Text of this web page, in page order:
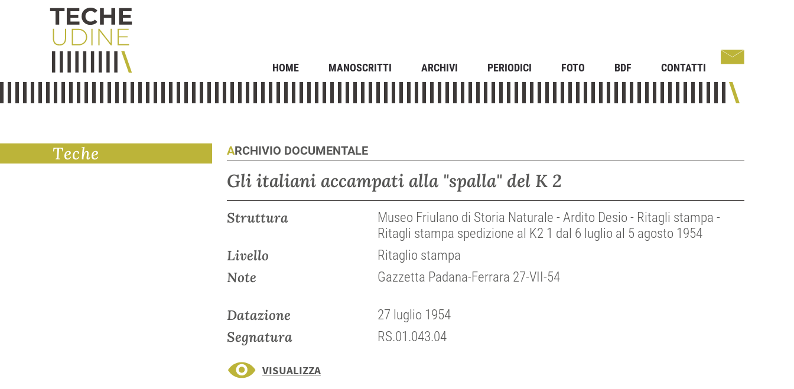
HOME MANOSCRITTI ARCHIVI PERIODICI FOTO BDF CONTATTI
Teche ARCHIVIO DOCUMENTALE
Gli italiani accampati alla "spalla" del K 2
Struttura
Museo Friulano di Storia Naturale - Ardito Desio - Ritagli stampa -
Ritagli stampa spedizione al K2 1 dal 6 luglio al 5 agosto 1954
Livello Ritaglio stampa
Note Gazzetta Padana-Ferrara 27-VII-54
Datazione 27 luglio 1954
Segnatura RS.01.043.04
VISUALIZZA